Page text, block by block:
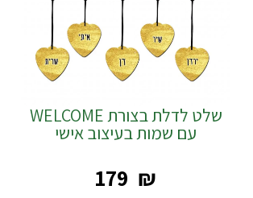
שלט לדלת בצורת WELCOME
עם שמות בעיצוב אישי
‎179 ₪